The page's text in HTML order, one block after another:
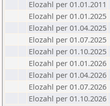
Elozahl per 01.01.2011
Elozahl per 01.01.2025
Elozahl per 01.04.2025
Elozahl per 01.07.2025
Elozahl per 01.10.2025
Elozahl per 01.01.2026
Elozahl per 01.04.2026
Elozahl per 01.07.2026
Elozahl per 01.10.2026